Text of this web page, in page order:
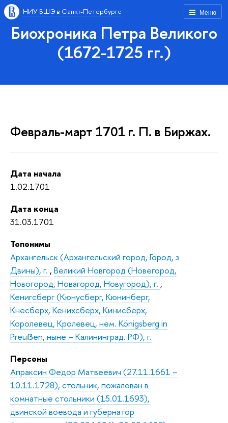
Меню
НИУ ВШЭ в Санкт-Петербурге
Биохроника Петра Великого
(1672-1725 гг.)
Февраль-март 1701 г. П. в Биржах.
Дата начала
1.02.1701
Дата конца
31.03.1701
Топонимы
Архангельск (Архангельский город, Город, з
Двины), г. , Великий Новгород (Новегород,
Новогород, Новагород, Новугород), г. ,
Кенигсберг (Кюнусберг, Кюнинберг,
Кнесберх, Кенихсберх, Кинисберх,
Королевец, Кролевец, нем. Königsberg in
Preuẞen, ныне – Калининград. РФ), г.
Персоны
Апраксин Федор Матвеевич (27.11.1661 –
10.11.1728), стольник, пожалован в
комнатные стольники (15.01.1693),
двинской воевода и губернатор